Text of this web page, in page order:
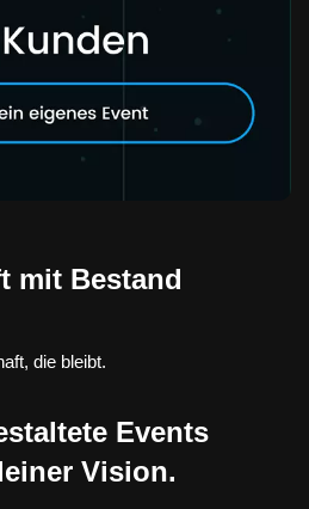
mit Bestand
die bleibt.
Events
Vision.